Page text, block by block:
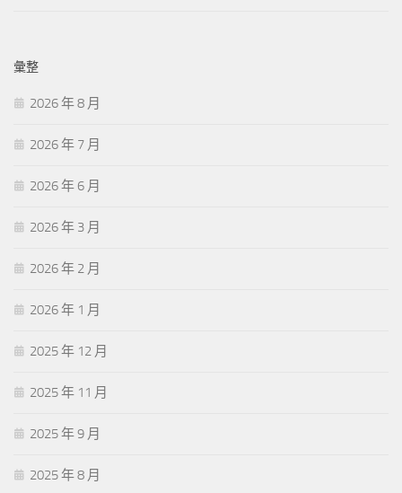
彙整
2026 年 8 月
2026 年 7 月
2026 年 6 月
2026 年 3 月
2026 年 2 月
2026 年 1 月
2025 年 12 月
2025 年 11 月
2025 年 9 月
2025 年 8 月